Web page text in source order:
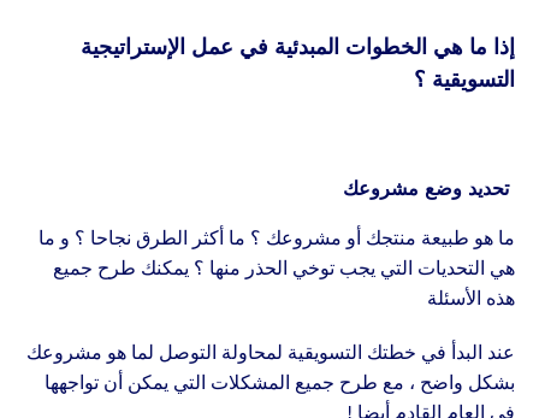
إذا ما هي الخطوات المبدئية في عمل الإستراتيجية
التسويقية ؟
تحديد وضع مشروعك
ما هو طبيعة منتجك أو مشروعك ؟ ما أكثر الطرق نجاحا ؟ و ما
هي التحديات التي يجب توخي الحذر منها ؟ يمكنك طرح جميع
هذه الأسئلة
عند البدأ في خطتك التسويقية لمحاولة التوصل لما هو مشروعك
بشكل واضح ، مع طرح جميع المشكلات التي يمكن أن تواجهها
في العام القادم أيضا !